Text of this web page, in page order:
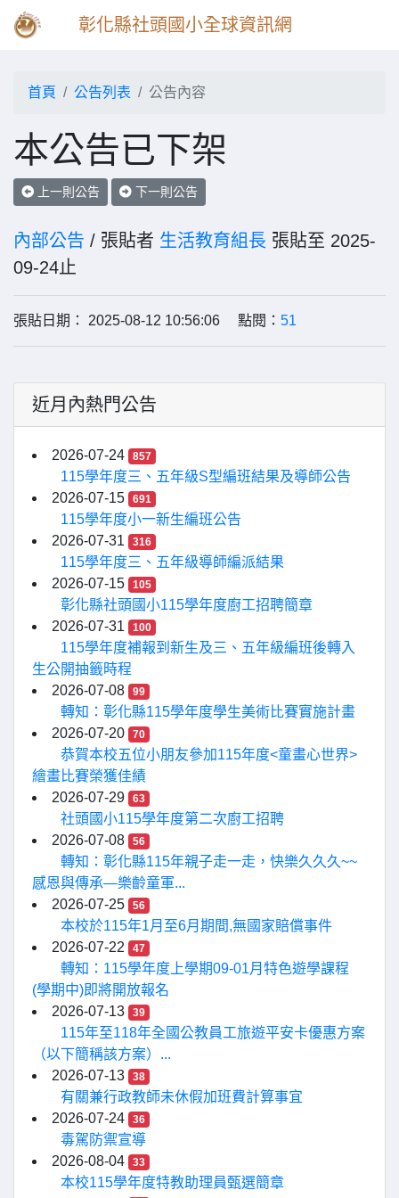
彰化縣社頭國小全球資訊網
首頁 公告列表 公告內容
本公告已下架
上一則公告 下一則公告
內部公告 / 張貼者 生活教育組長 張貼至 2025-
09-24止
張貼日期： 2025-08-12 10:56:06 點閱： 51
近月內熱門公告
2026-07-24 857
115學年度三、五年級S型編班結果及導師公告
2026-07-15
691
115學年度小一新生編班公告
2026-07-31
316
115學年度三、五年級導師編派結果
2026-07-15
105
彰化縣社頭國小115學年度廚工招聘簡章
2026-07-31
100
115學年度補報到新生及三、五年級編班後轉入
生公開抽籤時程
2026-07-08
99
轉知：彰化縣115學年度學生美術比賽實施計畫
2026-07-20
70
恭賀本校五位小朋友參加115年度<童畫心世界>
繪畫比賽榮獲佳績
2026-07-29
63
社頭國小115學年度第二次廚工招聘
2026-07-08
56
轉知：彰化縣115年親子走一走，快樂久久久~~
感恩與傳承—樂齡童軍...
2026-07-25
56
本校於115年1月至6月期間,無國家賠償事件
2026-07-22
47
轉知：115學年度上學期09-01月特色遊學課程
(學期中)即將開放報名
2026-07-13
39
115年至118年全國公教員工旅遊平安卡優惠方案
（以下簡稱該方案）...
2026-07-13
38
有關兼行政教師未休假加班費計算事宜
2026-07-24
36
毒駕防禦宣導
2026-08-04
33
本校115學年度特教助理員甄選簡章